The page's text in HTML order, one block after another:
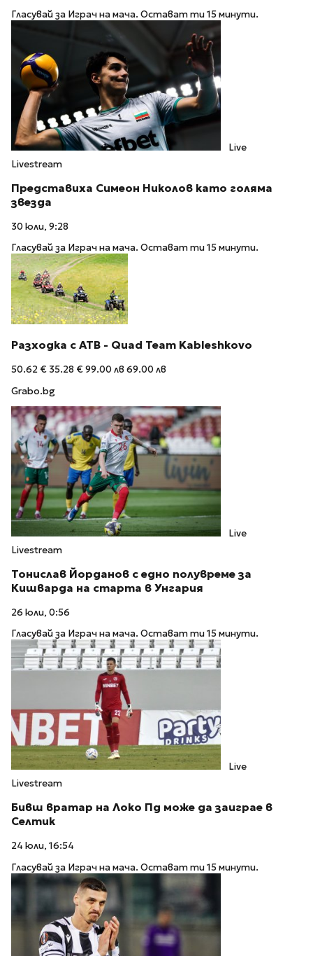
Гласувай за Играч на мача. Остават ти 15 минути.
Live
Livestream
Представиха Симеон Николов като голяма
звезда
30 юли, 9:28
Гласувай за Играч на мача. Остават ти 15 минути.
Разходка с АТВ - Quad Team Kableshkovo
50.62 € 35.28 €99.00 лв 69.00 лв
Grabo.bg
Live
Livestream
Тонислав Йорданов с едно полувреме за
Кишварда на старта в Унгария
26 юли, 0:56
Гласувай за Играч на мача. Остават ти 15 минути.
Live
Livestream
Бивш вратар на Локо Пд може да заиграе в
Селтик
24 юли, 16:54
Гласувай за Играч на мача. Остават ти 15 минути.